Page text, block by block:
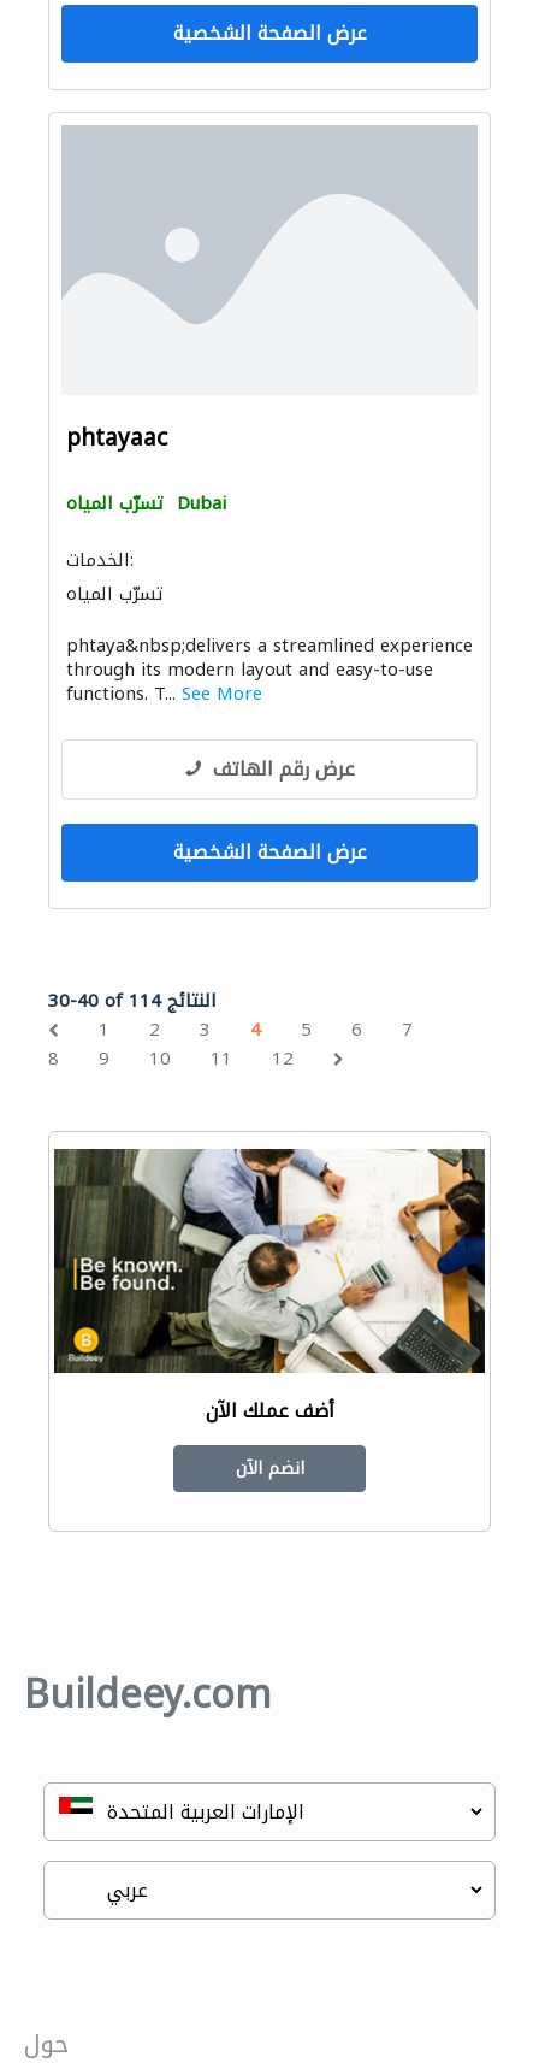
عرض الصفحة الشخصية
phtayaac
تسرّب المياه Dubai
الخدمات:
تسرّب المياه
phtaya&nbsp;delivers a streamlined experience
through its modern layout and easy-to-use
functions. T... See More
عرض رقم الهاتف
عرض الصفحة الشخصية
30-40 of 114 النتائج
1
2 3 4 5 6
7
8
9 10 11 12
أضف عملك الآن
انضم الآن
Buildeey.com
حول